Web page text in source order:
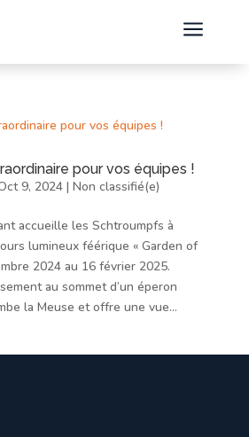
a
pour vos équipes !
9, 2024| Non classifié(e)
accueille les Schtroumpfs à
lumineux féérique « Garden of
2024 au 16 février 2025.
au sommet d’un éperon
la Meuse et offre une vue...